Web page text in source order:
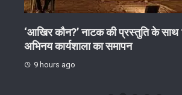
‘आखिर कौन?’ नाटक की प्रस्तुति के साथ
अभिनय कार्यशाला का समापन
9 hours ago